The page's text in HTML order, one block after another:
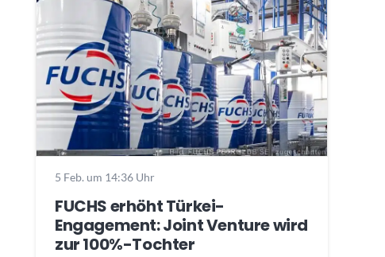
5 Feb. um 14:36 Uhr
FUCHS erhöht Türkei-
Engagement: Joint Venture wird
zur 100%-Tochter